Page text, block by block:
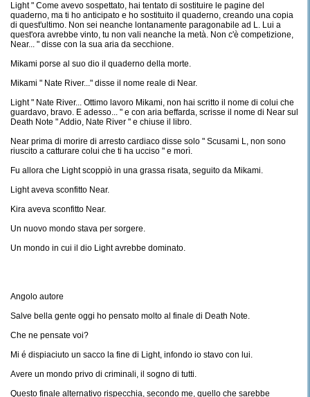
Light " Come avevo sospettato, hai tentato di sostituire le pagine del
quaderno, ma ti ho anticipato e ho sostituito il quaderno, creando una copia
di quest'ultimo. Non sei neanche lontanamente paragonabile ad L. Lui a
quest'ora avrebbe vinto, tu non vali neanche la metà. Non c'è competizione,
Near... " disse con la sua aria da secchione.
Mikami porse al suo dio il quaderno della morte.
Mikami " Nate River..." disse il nome reale di Near.
Light " Nate River... Ottimo lavoro Mikami, non hai scritto il nome di colui che
guardavo, bravo. E adesso... " e con aria beffarda, scrisse il nome di Near sul
Death Note " Addio, Nate River " e chiuse il libro.
Near prima di morire di arresto cardiaco disse solo " Scusami L, non sono
riuscito a catturare colui che ti ha ucciso " e morì.
Fu allora che Light scoppiò in una grassa risata, seguito da Mikami.
Light aveva sconfitto Near.
Kira aveva sconfitto Near.
Un nuovo mondo stava per sorgere.
Un mondo in cui il dio Light avrebbe dominato.
Angolo autore
Salve bella gente oggi ho pensato molto al finale di Death Note.
Che ne pensate voi?
Mi é dispiaciuto un sacco la fine di Light, infondo io stavo con lui.
Avere un mondo privo di criminali, il sogno di tutti.
Questo finale alternativo rispecchia, secondo me, quello che sarebbe